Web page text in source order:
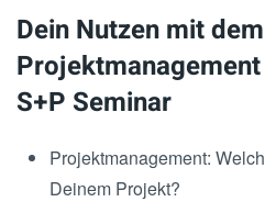
Dein Nutzen mit
S+P Seminar
Projektmanagement:
Deinem Projekt?